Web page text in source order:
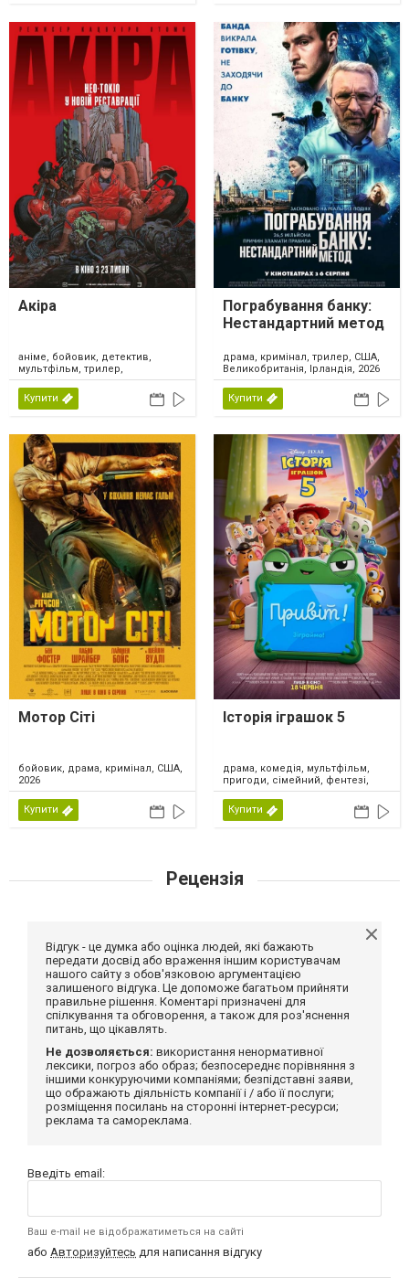
Акіра
аніме, бойовик, детектив,
мультфільм, трилер,
фантастика, Японія, 2026
Купити
Пограбування банку:
Нестандартний метод
драма, кримінал, трилер, США,
Великобританія, Ірландія, 2026
Купити
Мотор Сіті
бойовик, драма, кримінал, США,
2026
Купити
Історія іграшок 5
драма, комедія, мультфільм,
пригоди, сімейний, фентезі,
США, 2026
Купити
Рецензія
Відгук - це думка або оцінка людей, які бажають
передати досвід або враження іншим користувачам
нашого сайту з обов'язковою аргументацією
залишеного відгука. Це допоможе багатьом прийняти
правильне рішення. Коментарі призначені для
спілкування та обговорення, а також для роз'яснення
питань, що цікавлять.
Не дозволяється: використання ненормативної
лексики, погроз або образ; безпосереднє порівняння з
іншими конкуруючими компаніями; безпідставні заяви,
що ображають діяльність компанії і / або її послуги;
розміщення посилань на сторонні інтернет-ресурси;
реклама та самореклама.
Введіть email:
Ваш e-mail не відображатиметься на сайті
або Авторизуйтесь для написання відгуку